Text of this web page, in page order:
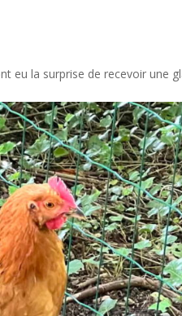
eu la surprise de recevoir une